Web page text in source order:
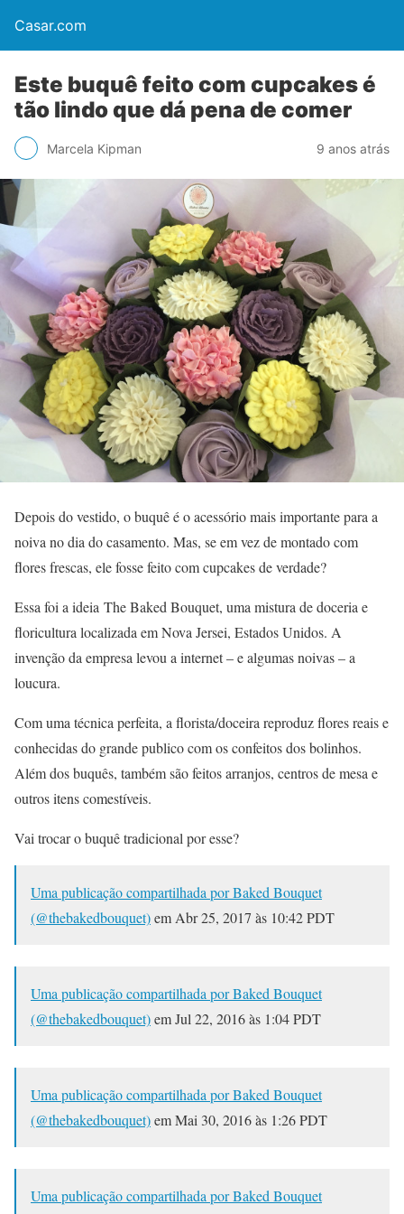
Casar.com
Este buquê feito com cupcakes é
tão lindo que dá pena de comer
Marcela Kipman 9 anos atrás
Depois do vestido, o buquê é o acessório mais importante para a
noiva no dia do casamento. Mas, se em vez de montado com
flores frescas, ele fosse feito com cupcakes de verdade?
Essa foi a ideia The Baked Bouquet, uma mistura de doceria e
floricultura localizada em Nova Jersei, Estados Unidos. A
invenção da empresa levou a internet – e algumas noivas – a
loucura.
Com uma técnica perfeita, a florista/doceira reproduz flores reais e
conhecidas do grande publico com os confeitos dos bolinhos.
Além dos buquês, também são feitos arranjos, centros de mesa e
outros itens comestíveis.
Vai trocar o buquê tradicional por esse?
Uma publicação compartilhada por Baked Bouquet
(@thebakedbouquet)em Abr 25, 2017 às 10:42 PDT
Uma publicação compartilhada por Baked Bouquet
(@thebakedbouquet)emJul 22, 2016 às 1:04 PDT
Uma publicação compartilhada por Baked Bouquet
(@thebakedbouquet)emMai 30, 2016 às 1:26 PDT
Uma publicação compartilhada por Baked Bouquet